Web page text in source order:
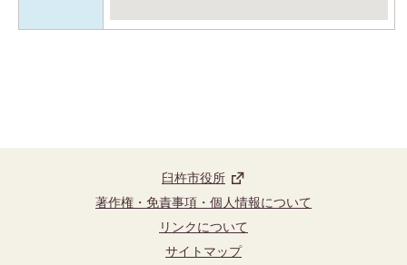
臼杵市役所
著作権・免責事項・個人情報について
リンクについて
サイトマップ